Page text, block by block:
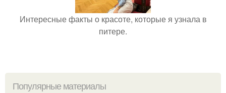
Интересные факты о красоте, которые я узнала в
питере.
Популярные материалы